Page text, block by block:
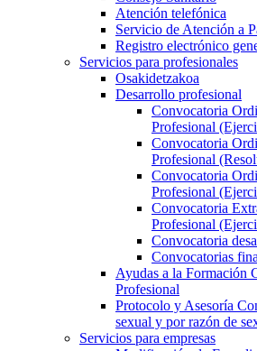
Atención telefónica
Servicio de Atención a
Registro electrónico
Servicios para profesionales
Osakidetzakoa
Desarrollo profesional
Convocatoria
Profesional
Convocatoria
Profesional
Convocatoria
Profesional
Convocatoria
Profesional
Convocatoria
Convocatorias
Ayudas a la Formación
Profesional
Protocolo y Asesoría
sexual y por razón de
Servicios para empresas